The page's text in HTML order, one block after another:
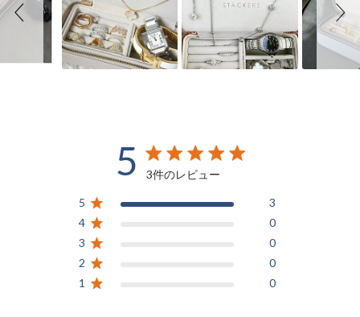
5 5 out of 5 stars 3 total reviews
3件のレビュー
5
3
4
0
3
0
2
0
1
0